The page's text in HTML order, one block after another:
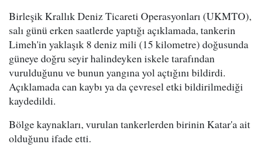
Birleşik Krallık Deniz Ticareti Operasyonları (UKMTO),
salı günü erken saatlerde yaptığı açıklamada, tankerin
Limeh'in yaklaşık 8 deniz mili (15 kilometre) doğusunda
güneye doğru seyir halindeyken iskele tarafından
vurulduğunu ve bunun yangına yol açtığını bildirdi.
Açıklamada can kaybı ya da çevresel etki bildirilmediği
kaydedildi.
Bölge kaynakları, vurulan tankerlerden birinin Katar'a ait
olduğunu ifade etti.